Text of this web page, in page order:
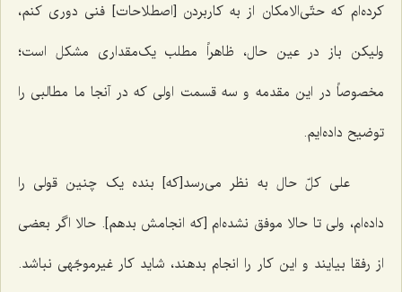
کرده‌ام که حتّی‌الامکان از به کاربردن [اصطلاحات] فنی دوری کنم،
ولیکن باز در عین حال، ظاهراً مطلب یک‌مقداری مشکل است؛
مخصوصاً در این مقدمه و سه قسمت اولی که در آنجا ما مطالبی را
توضیح داده‌ایم.
علی کلّ حال به نظر می‌رسد[که] بنده یک چنین قولی را
داده‌ام، ولی تا حالا موفق نشده‌ام [که انجامش بدهم]. حالا اگر بعضی
از رفقا بیایند و این کار را انجام بدهند، شاید کار غیرموجّهی نباشد.